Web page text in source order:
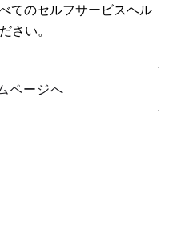
てのセルフサービスヘル
さい。
ページへ